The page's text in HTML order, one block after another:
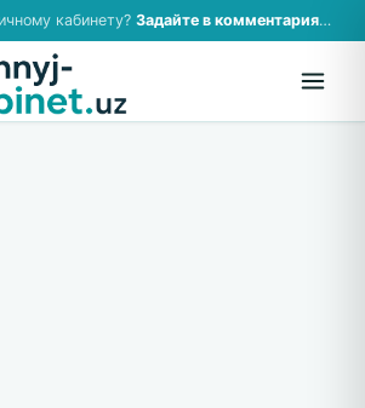
кабинету? Задайте в комментариях — ответим!